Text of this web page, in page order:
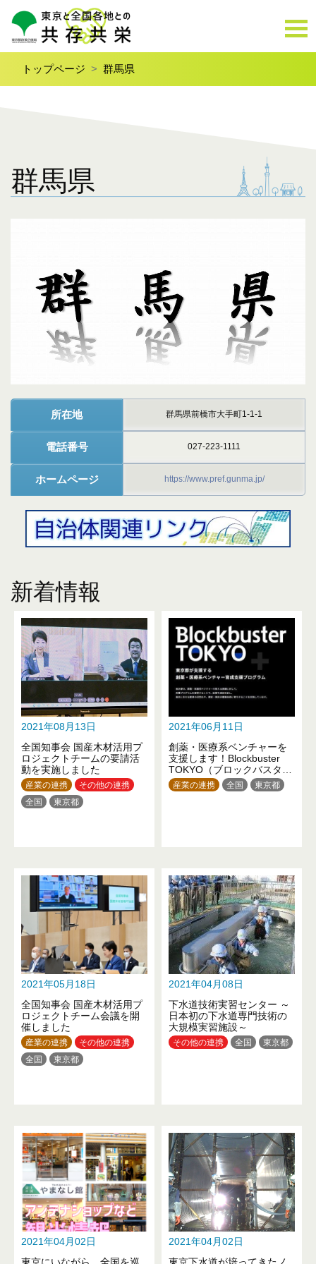
トップページ 群馬県
群馬県
所在地 群馬県前橋市大手町1-1-1
電話番号 027-223-1111
ホームページ https://www.pref.gunma.jp/
新着情報
2021年08月13日
全国知事会 国産木材活用プ
ロジェクトチームの要請活
動を実施しました
産業の連携
その他の連携
全国
東京都
2021年06月11日
創薬・医療系ベンチャーを
支援します！Blockbuster
TOKYO（ブロックバスター
トーキョー）
産業の連携 全国 東京都
2021年05月18日
全国知事会 国産木材活用プ
ロジェクトチーム会議を開
催しました
産業の連携
その他の連携
全国
東京都
2021年04月08日
下水道技術実習センター ～
日本初の下水道専門技術の
大規模実習施設～
その他の連携 全国 東京都
2021年04月02日
2021年04月02日